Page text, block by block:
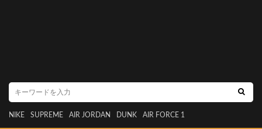
NIKE SUPREME AIR JORDAN DUNK AIR FORCE 1